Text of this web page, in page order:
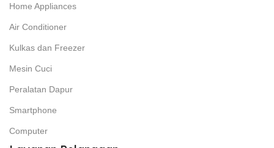
Home Appliances
Air Conditioner
Kulkas dan Freezer
Mesin Cuci
Peralatan Dapur
Smartphone
Computer